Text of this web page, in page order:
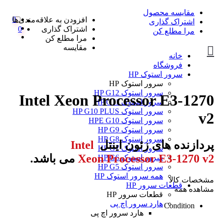
مقایسه محصول
اشتراک گذاری
مرا مطلع کن
0
0
خانه
فروشگاه
سرور استوک HP
سرور استوک HP
سرور استوک HP G12
سرور استوک HP G11
سرور استوک HP G10 PLUS
سرور استوک HPE G10
سرور استوک HP G9
سرور استوک HP G8
سرور استوک HP G7
سرور استوک HP G6
سرور استوک HP G5
همه سرور استوک HP
قطعات سرور HP
قطعات سرور HP
هارد سرور اچ پی
هارد سرور اچ پی
افزودن به علاقه‌مندی‌ها
اشتراک گذاری
مرا مطلع کن
مقایسه
Intel Xeon Processor E3-1270
v2
پردازنده های زئون اینتل Intel
Xeon Processor E3-1270 v2 می باشد.
مشخصات کالا
مشاهده همه
Condition